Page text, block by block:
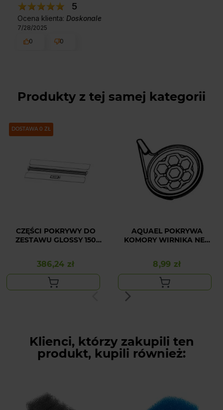
5
Ocena klienta: Doskonale
7/28/2025
0
0
Produkty z tej samej kategorii
DOSTAWA 0 ZŁ
CZĘŚCI POKRYWY DO
ZESTAWU GLOSSY 150
Cena
386,24 zł
AQUAEL POKRYWA
KOMORY WIRNIKA NEO
Cena
8,99 zł
Klienci, którzy zakupili ten
produkt, kupili również: